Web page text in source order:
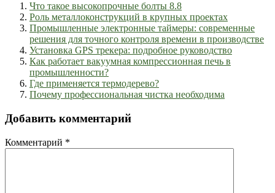
Что такое высокопрочные болты 8.8
Роль металлоконструкций в крупных проектах
Промышленные электронные таймеры: современные
решения для точного контроля времени в производстве
Установка GPS трекера: подробное руководство
Как работает вакуумная компрессионная печь в
промышленности?
Где применяется термодерево?
Почему профессиональная чистка необходима
Добавить комментарий
Комментарий *